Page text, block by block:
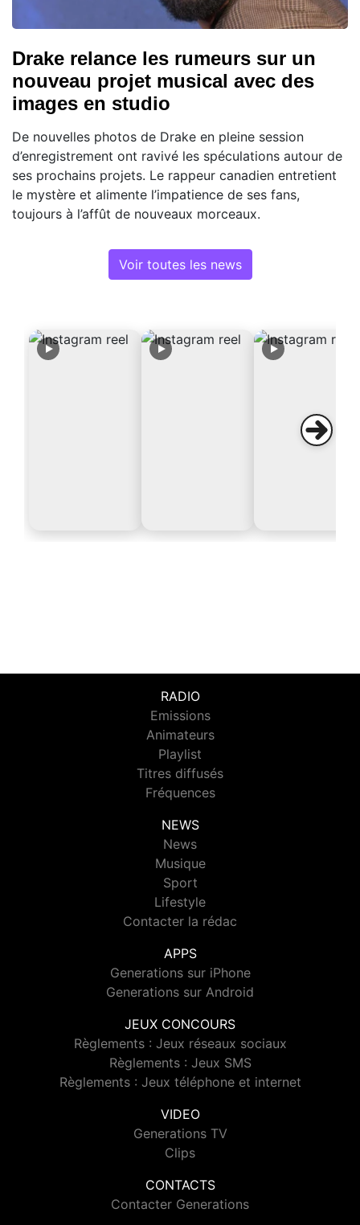
Drake relance les rumeurs sur un
nouveau projet musical avec des
images en studio
De nouvelles photos de Drake en pleine session
d’enregistrement ont ravivé les spéculations autour de
ses prochains projets. Le rappeur canadien entretient
le mystère et alimente l’impatience de ses fans,
toujours à l’affût de nouveaux morceaux.
Voir toutes les news
RADIO
Emissions
Animateurs
Playlist
Titres diffusés
Fréquences
NEWS
News
Musique
Sport
Lifestyle
Contacter la rédac
APPS
Generations sur iPhone
Generations sur Android
JEUX CONCOURS
Règlements : Jeux réseaux sociaux
Règlements : Jeux SMS
Règlements : Jeux téléphone et internet
VIDEO
Generations TV
Clips
CONTACTS
Contacter Generations